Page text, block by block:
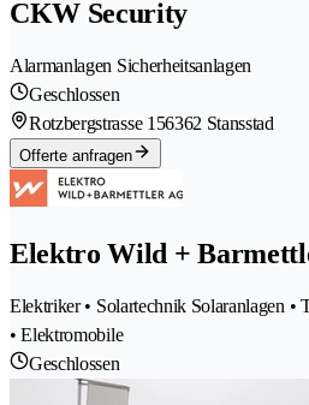
CKW Security
Alarmanlagen Sicherheitsanlagen
Geschlossen
Rotzbergstrasse 156362 Stansstad
Offerte anfragen
Elektro Wild +
Elektriker • Solartechnik Solaranlagen •
• Elektromobile
Geschlossen